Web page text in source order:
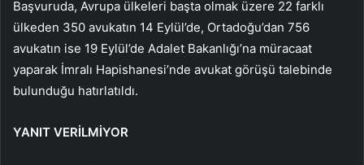
Başvuruda, Avrupa ülkeleri başta olmak üzere 22 farklı
ülkeden 350 avukatın 14 Eylül’de, Ortadoğu’dan 756
avukatın ise 19 Eylül’de Adalet Bakanlığı’na müracaat
yaparak İmralı Hapishanesi’nde avukat görüşü talebinde
bulunduğu hatırlatıldı.
YANIT VERİLMİYOR